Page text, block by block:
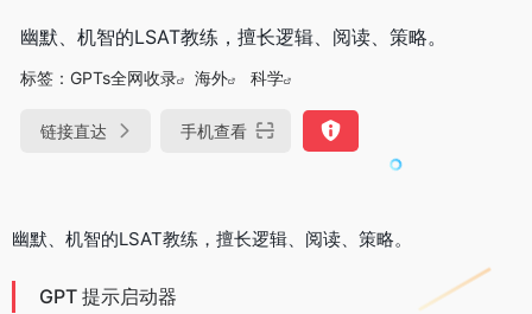
幽默、机智的LSAT教练，擅长逻辑、阅读、策略。
标签： GPTs全网收录 海外 科学
链接直达 手机查看
幽默、机智的LSAT教练，擅长逻辑、阅读、策略。
GPT 提示启动器